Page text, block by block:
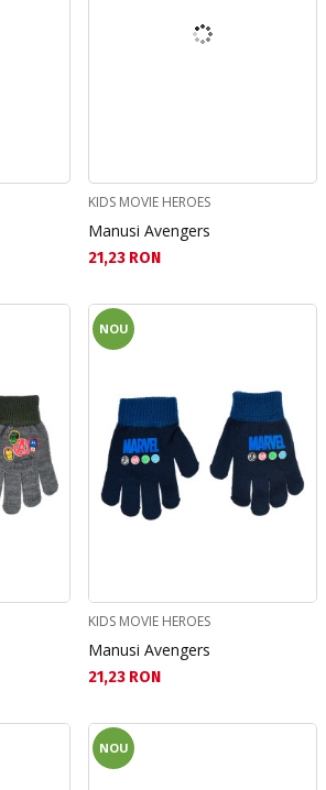
KIDS MOVIE HEROES
Manusi Avengers
Текуща цена:
21,23 RON
NOU
KIDS MOVIE HEROES
Manusi Avengers
Текуща цена:
21,23 RON
NOU